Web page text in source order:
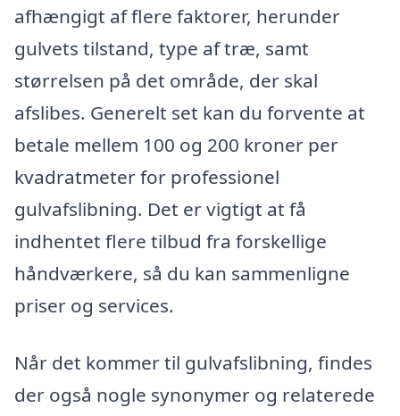
afhængigt af flere faktorer, herunder
gulvets tilstand, type af træ, samt
størrelsen på det område, der skal
afslibes. Generelt set kan du forvente at
betale mellem 100 og 200 kroner per
kvadratmeter for professionel
gulvafslibning. Det er vigtigt at få
indhentet flere tilbud fra forskellige
håndværkere, så du kan sammenligne
priser og services.
Når det kommer til gulvafslibning, findes
der også nogle synonymer og relaterede